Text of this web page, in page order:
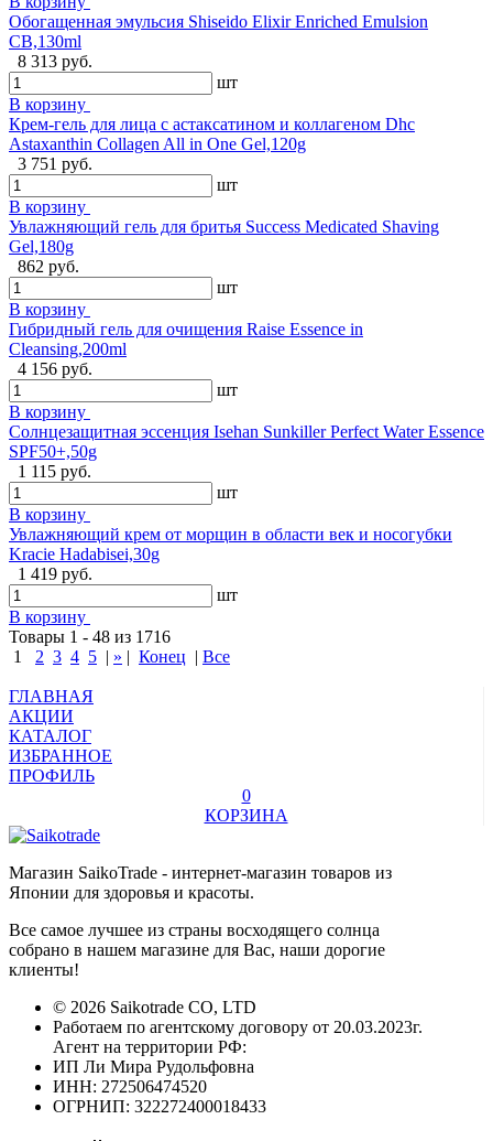
Обогащенная эмульсия Shiseido Elixir Enriched Emulsion
CB,130ml
8 313 руб.
шт
В корзину
Крем-гель для лица с астаксатином и коллагеном Dhc
Astaxanthin Collagen All in One Gel,120g
3 751 руб.
шт
В корзину
Увлажняющий гель для бритья Success Medicated Shaving
Gel,180g
862 руб.
шт
В корзину
Гибридный гель для очищения Raise Essence in
Cleansing,200ml
4 156 руб.
шт
В корзину
Солнцезащитная эссенция Isehan Sunkiller Perfect Water Essence
SPF50+,50g
1 115 руб.
шт
В корзину
Увлажняющий крем от морщин в области век и носогубки
Kracie Hadabisei,30g
1 419 руб.
шт
В корзину
Товары 1 - 48 из 1716
1
2 3 4 5 | » | Конец | Все
ГЛАВНАЯ
АКЦИИ
КАТАЛОГ
ИЗБРАННОЕ
ПРОФИЛЬ
0
КОРЗИНА
Магазин SaikoTrade - интернет-магазин товаров из
Японии для здоровья и красоты.
Все самое лучшее из страны восходящего солнца
собрано в нашем магазине для Вас, наши дорогие
клиенты!
© 2026 Saikotrade CO, LTD
Работаем по агентскому договору от 20.03.2023г.
Агент на территории РФ:
ИП Ли Мира Рудольфовна
ИНН: 272506474520
ОГРНИП: 322272400018433